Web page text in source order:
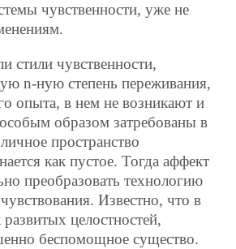
чувственности, уже не
стили чувственности,
n-ную степень переживания,
опыта, в нем не возникают и
образом затребованы в
пространство
как пустое. Тогда аффект
преобразовать технологию
Известно, что в
целостностей,
беспомощное существо.